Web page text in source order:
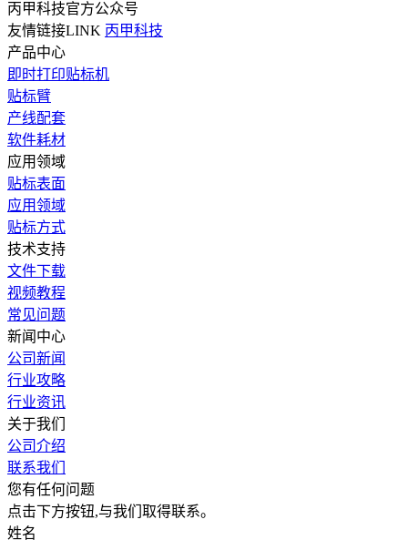
丙甲科技官方公众号
友情链接LINK 丙甲科技
产品中心
即时打印贴标机
贴标臂
产线配套
软件耗材
应用领域
贴标表面
应用领域
贴标方式
技术支持
文件下载
视频教程
常见问题
新闻中心
公司新闻
行业攻略
行业资讯
关于我们
公司介绍
联系我们
您有任何问题
点击下方按钮,与我们取得联系。
姓名